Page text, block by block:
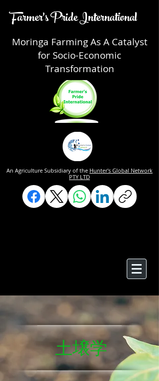
Farmer's Pride International
Moringa Farming As A Catalyst
for Socio-Economic
Transformation
An Agriculture Subsidiary of the Hunter's Global Network
PTY LTD
土壌学